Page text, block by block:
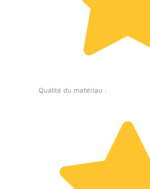
Qualité du matériau :